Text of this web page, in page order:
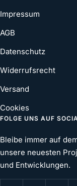
Impressum
AGB
Datenschutz
Widerrufsrecht
Versand
Cookies
FOLGE UNS AUF
Bleibe immer auf
unsere neuesten
und Entwicklungen.